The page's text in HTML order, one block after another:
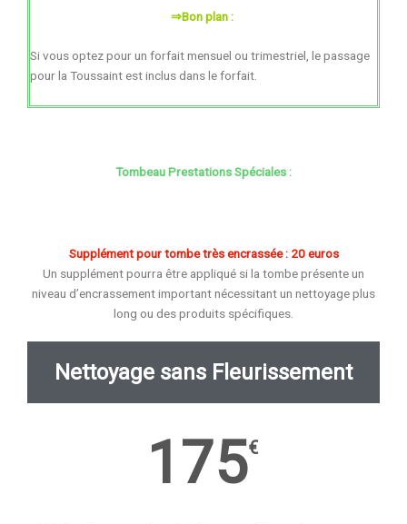
⇒Bon plan :
Si vous optez pour un forfait mensuel ou trimestriel, le passage
pour la Toussaint est inclus dans le forfait.
Tombeau Prestations Spéciales :
Supplément pour tombe très encrassée : 20 euros
Un supplément pourra être appliqué si la tombe présente un
niveau d’encrassement important nécessitant un nettoyage plus
long ou des produits spécifiques.
Nettoyage sans Fleurissement
175€